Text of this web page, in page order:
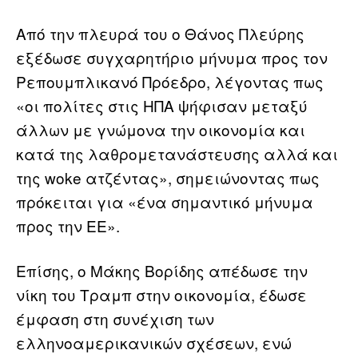
Από την πλευρά του ο Θάνος Πλεύρης
εξέδωσε συγχαρητήριο μήνυμα προς τον
Ρεπουμπλικανό Πρόεδρο, λέγοντας πως
«οι πολίτες στις ΗΠΑ ψήφισαν μεταξύ
άλλων με γνώμονα την οικονομία και
κατά της λαθρομετανάστευσης αλλά και
της woke ατζέντας», σημειώνοντας πως
πρόκειται για «ένα σημαντικό μήνυμα
προς την ΕΕ».
Επίσης, ο Μάκης Βορίδης απέδωσε την
νίκη του Τραμπ στην οικονομία, έδωσε
έμφαση στη συνέχιση των
ελληνοαμερικανικών σχέσεων, ενώ